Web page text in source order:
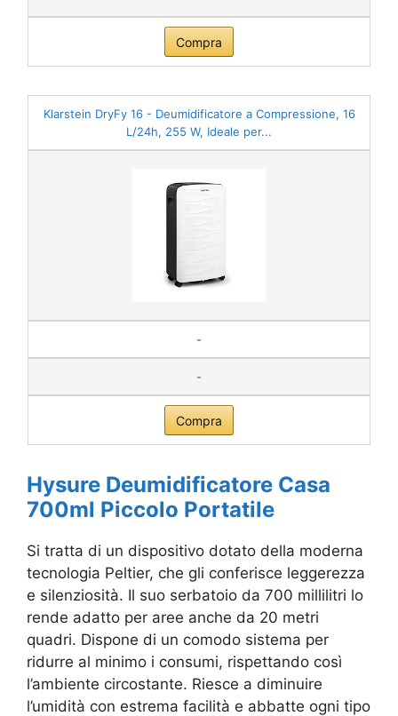
Compra
Klarstein DryFy 16 - Deumidificatore a Compressione, 16
L/24h, 255 W, Ideale per...
-
-
Compra
Hysure Deumidificatore Casa
700ml Piccolo Portatile
Si tratta di un dispositivo dotato della moderna
tecnologia Peltier, che gli conferisce leggerezza
e silenziosità. Il suo serbatoio da 700 millilitri lo
rende adatto per aree anche da 20 metri
quadri. Dispone di un comodo sistema per
ridurre al minimo i consumi, rispettando così
l’ambiente circostante. Riesce a diminuire
l’umidità con estrema facilità e abbatte ogni tipo